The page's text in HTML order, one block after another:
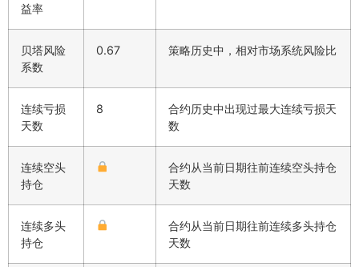
益率
贝塔风险
系数
0.67 策略历史中，相对市场系统风险比
连续亏损
天数
8
合约历史中出现过最大连续亏损天
数
连续空头
持仓
合约从当前日期往前连续空头持仓
天数
连续多头
持仓
合约从当前日期往前连续多头持仓
天数